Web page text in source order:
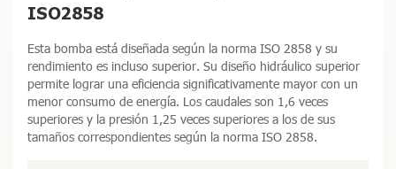
ISO2858
Esta bomba está diseñada según la norma ISO 2858 y su
rendimiento es incluso superior. Su diseño hidráulico superior
permite lograr una eficiencia significativamente mayor con un
menor consumo de energía. Los caudales son 1,6 veces
superiores y la presión 1,25 veces superiores a los de sus
tamaños correspondientes según la norma ISO 2858.